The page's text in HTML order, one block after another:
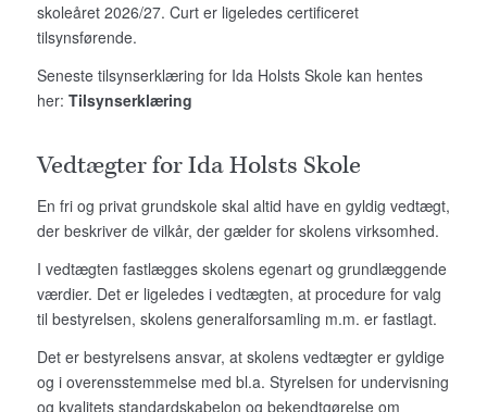
skoleåret 2026/27. Curt er ligeledes certificeret
tilsynsførende.
Seneste tilsynserklæring for Ida Holsts Skole kan hentes
her: Tilsynserklæring
Vedtægter for Ida Holsts Skole
En fri og privat grundskole skal altid have en gyldig vedtægt,
der beskriver de vilkår, der gælder for skolens virksomhed.
I vedtægten fastlægges skolens egenart og grundlæggende
værdier. Det er ligeledes i vedtægten, at procedure for valg
til bestyrelsen, skolens generalforsamling m.m. er fastlagt.
Det er bestyrelsens ansvar, at skolens vedtægter er gyldige
og i overensstemmelse med bl.a. Styrelsen for undervisning
og kvalitets standardskabelon og bekendtgørelse om